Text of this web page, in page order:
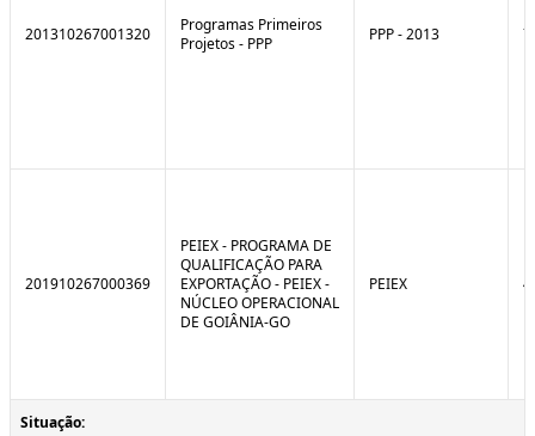
201310267001320
Programas Primeiros
Projetos - PPP
PPP - 2013
201910267000369
PEIEX - PROGRAMA DE
QUALIFICAÇÃO PARA
EXPORTAÇÃO - PEIEX -
NÚCLEO OPERACIONAL
DE GOIÂNIA-GO
PEIEX
Situação: